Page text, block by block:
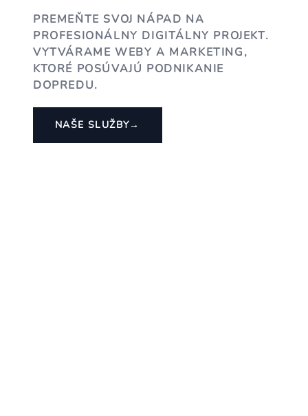
PREMEŇTE SVOJ NÁPAD NA
PROFESIONÁLNY DIGITÁLNY PROJEKT.
VYTVÁRAME WEBY A MARKETING,
KTORÉ POSÚVAJÚ PODNIKANIE
DOPREDU.
NAŠE SLUŽBY→